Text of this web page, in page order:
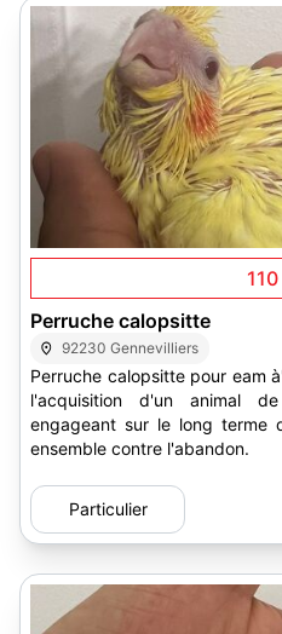
Perruche calopsitte
92230 Gennevilliers
Perruche calopsitte pour eam à"ge 3 semaines l'adoption ou
l'acquisition d'un animal
engageant sur le long terme
ensemble contre l'abandon.
Particulier